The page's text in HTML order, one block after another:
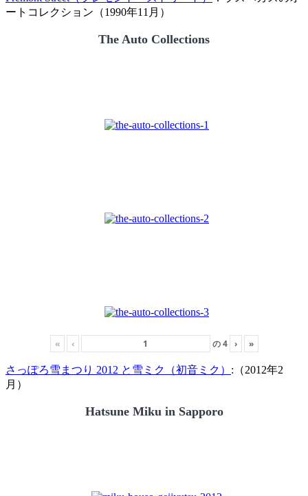
ートコレクション（1990年11月）
The Auto Collections
« ‹ の4 › »
さっぽろ雪まつり 2012 と雪ミク（初音ミク） :（2012年2
月）
Hatsune Miku in Sapporo